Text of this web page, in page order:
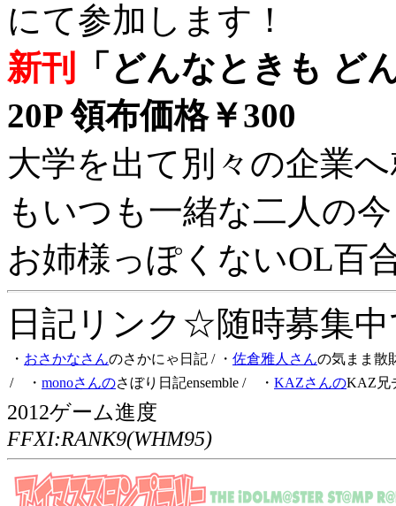
にて参加します！
新刊
「どんなときも ど
20P 領布価格￥300
大学を出て別々の企業
もいつも一緒な二人の
お姉様っぽくないOL百
日記リンク☆随時募集
・ おさかなさんのさかにゃ日記 / ・ 佐倉雅人さんの気まま散
/ ・ monoさんのさぼり日記ensemble / ・ KAZさんのKAZ兄
2012ゲーム進度
FFXI:RANK9(WHM95)